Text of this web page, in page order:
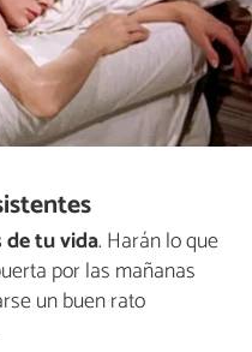
de tu vida. Harán lo que
por las mañanas
un buen rato